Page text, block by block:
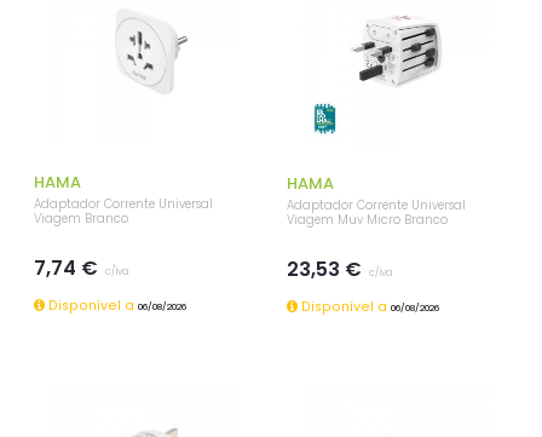
HAMA
Adaptador Corrente Universal
Viagem Branco
7,74 € c/iva
Disponível a 06/08/2026
HAMA
Adaptador Corrente Universal
Viagem Muv Micro Branco
23,53 € c/iva
Disponível a 06/08/2026